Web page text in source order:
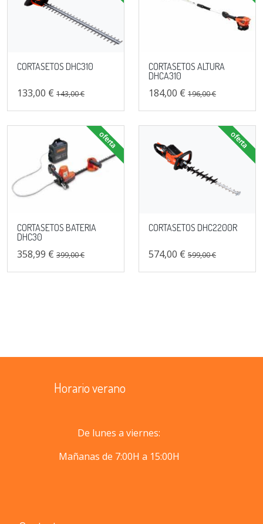
CORTASETOS DHC310
133,00 € 143,00 €
CORTASETOS ALTURA
DHCA310
184,00 € 196,00 €
CORTASETOS BATERIA
DHC30
358,99 € 399,00 €
oferta
CORTASETOS DHC2200R
574,00 € 599,00 €
oferta
Horario verano
De lunes a viernes:
Mañanas de 7:00H a 15:00H